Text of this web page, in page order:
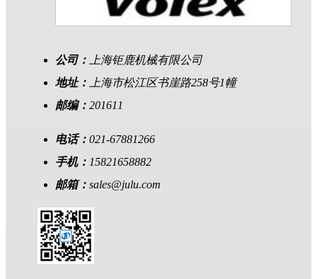
公司：
上海钜鹿机械有限公司
地址：
上海市松江区书崖路258号1幢
邮编： 201611
电话： 021-67881266
手机： 15821658882
邮箱： sales@julu.com